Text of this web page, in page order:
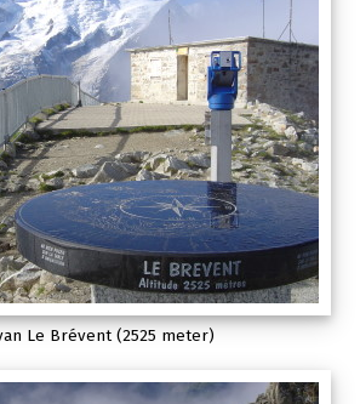
Le Brévent (2525 meter)